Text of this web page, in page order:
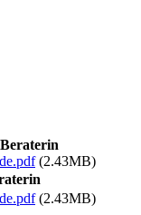
(2.43MB)
(2.43MB)